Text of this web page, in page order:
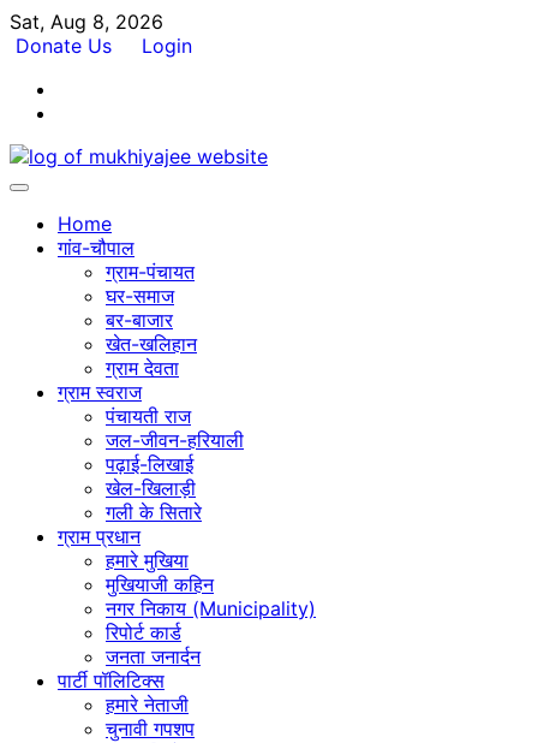
Skip
to
Sat, Aug 8, 2026
Donate Us
Login
Home
गांव-चौपाल
ग्राम-पंचायत
घर-समाज
बर-बाजार
खेत-खलिहान
ग्राम देवता
ग्राम स्वराज
पंचायती राज
जल-जीवन-हरियाली
पढ़ाई-लिखाई
खेल-खिलाड़ी
गली के सितारे
ग्राम प्रधान
हमारे मुखिया
मुखियाजी कहिन
नगर निकाय (Municipality)
रिपोर्ट कार्ड
जनता जनार्दन
पार्टी पॉलिटिक्स
हमारे नेताजी
चुनावी गपशप